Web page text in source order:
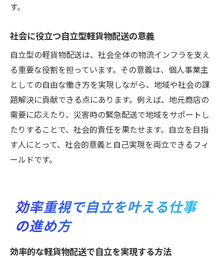
す。
社会に役立つ自立型軽貨物配送の意義
自立型の軽貨物配送は、社会全体の物流インフラを支え
る重要な役割を担っています。その意義は、個人事業主
としての自由な働き方を実現しながら、地域や社会の課
題解決に貢献できる点にあります。例えば、地元商店の
需要に応えたり、災害時の緊急配送で地域をサポートし
たりすることで、社会的責任を果たせます。自立を目指
す人にとって、社会的意義と自己実現を両立できるフィ
ールドです。
効率重視で自立を叶える仕事
の進め方
効率的な軽貨物配送で自立を実現する方法